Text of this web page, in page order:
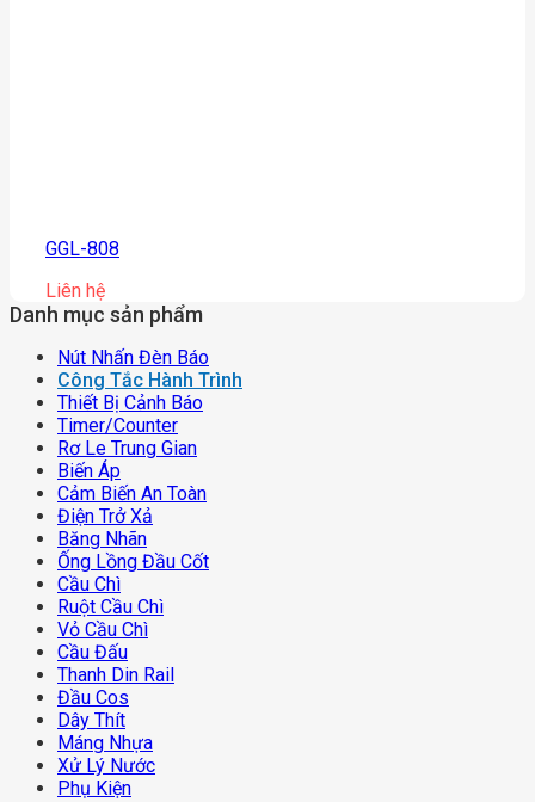
GGL-808
Liên hệ
Danh mục sản phẩm
Nút Nhấn Đèn Báo
Công Tắc Hành Trình
Thiết Bị Cảnh Báo
Timer/counter
Rơ Le Trung Gian
Biến Áp
Cảm Biến An Toàn
Điện Trở Xả
Băng Nhãn
Ống Lồng Đầu Cốt
Cầu Chì
Ruột Cầu Chì
Vỏ Cầu Chì
Cầu Đấu
Thanh Din Rail
Đầu Cos
Dây Thít
Máng Nhựa
Xử Lý Nước
Phụ Kiện